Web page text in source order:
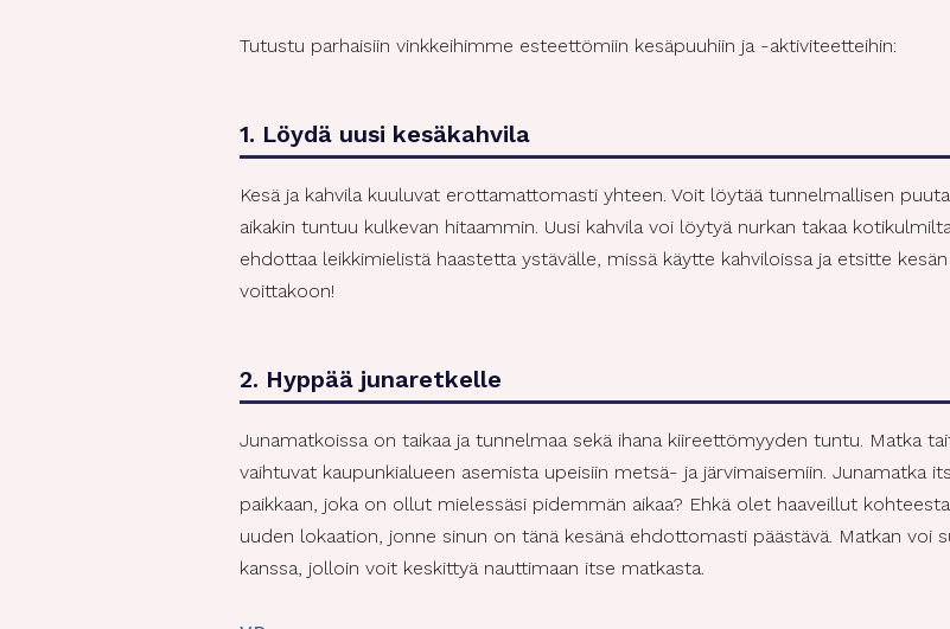
Tutustu parhaisiin vinkkeihimme esteettömiin kesäpuuhiin ja -aktiviteetteihin:
1. Löydä uusi kesäkahvila
Kesä ja kahvila kuuluvat erottamattomasti yhteen. Voit löytää tunnelmallisen
aikakin tuntuu kulkevan hitaammin. Uusi kahvila voi löytyä nurkan takaa
ehdottaa leikkimielistä haastetta ystävälle, missä käytte kahviloissa ja etsitte
voittakoon!
2. Hyppää junaretkelle
Junamatkoissa on taikaa ja tunnelmaa sekä ihana kiireettömyyden tuntu. Matka
vaihtuvat kaupunkialueen asemista upeisiin metsä- ja järvimaisemiin. Junamatka
paikkaan, joka on ollut mielessäsi pidemmän aikaa? Ehkä olet haaveillut
uuden lokaation, jonne sinun on tänä kesänä ehdottomasti päästävä. Matkan voi
kanssa, jolloin voit keskittyä nauttimaan itse matkasta.